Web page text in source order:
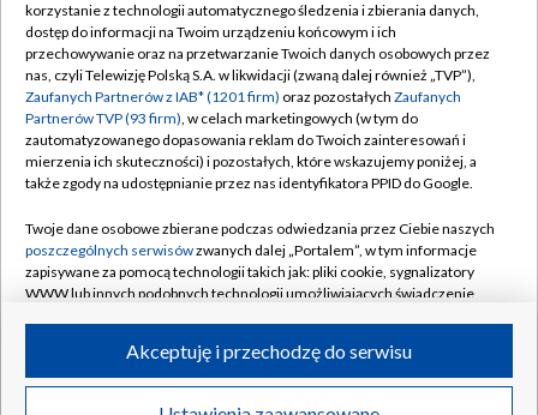
TVP
Abonament TVP
Emisja w TVP
Centrum informacji TVP
Naziemna Telewizja Cyfrowa
Rada Programowa
System NOS
Informacje o nadawcy
Program dla prasy
Regulamin TVP
Polityka prywatności
Moje zgody
Pomoc
Kontakt
Kanały
©2026 Telewizja Polska S.A. w likwidacji
korzystanie z technologii automatycznego śledzenia i zbierania danych,
dostęp do informacji na Twoim urządzeniu końcowym i ich
przechowywanie oraz na przetwarzanie Twoich danych osobowych przez
nas, czyli Telewizję Polską S.A. w likwidacji (zwaną dalej również „TVP”),
Zaufanych Partnerów z IAB* (1201 firm) oraz pozostałych Zaufanych
Partnerów TVP (93 firm), w celach marketingowych (w tym do
zautomatyzowanego dopasowania reklam do Twoich zainteresowań i
mierzenia ich skuteczności) i pozostałych, które wskazujemy poniżej, a
także zgody na udostępnianie przez nas identyfikatora PPID do Google.
Twoje dane osobowe zbierane podczas odwiedzania przez Ciebie naszych
poszczególnych serwisówzwanych dalej „Portalem”, w tym informacje
zapisywane za pomocą technologii takich jak: pliki cookie, sygnalizatory
WWW lub innych podobnych technologii umożliwiających świadczenie
ruchu w Internecie.
Twoje dane osobowe zbierane podczas odwiedzania przez Ciebie
Akceptuję i przechodzę do serwisu